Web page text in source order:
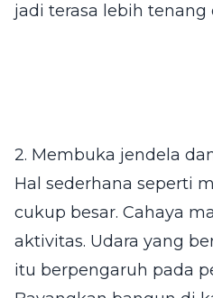
jadi terasa lebih
2. Membuka jendela
Hal sederhana seperti
cukup besar. Cahaya
aktivitas. Udara yang
itu berpengaruh pada